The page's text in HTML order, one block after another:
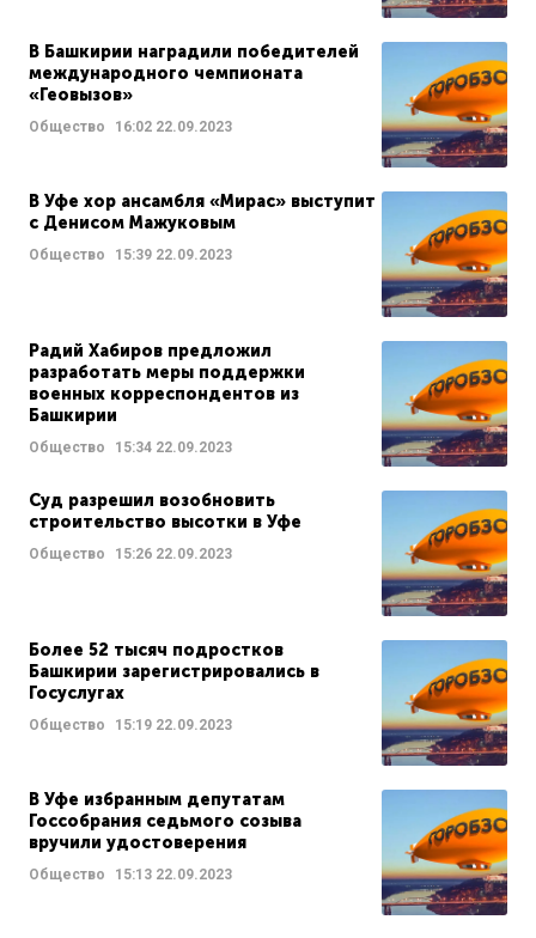
В Башкирии наградили победителей
международного чемпионата
«Геовызов»
Общество 16:02 22.09.2023
В Уфе хор ансамбля «Мирас» выступит
с Денисом Мажуковым
Общество 15:39 22.09.2023
Радий Хабиров предложил
разработать меры поддержки
военных корреспондентов из
Башкирии
Общество 15:34 22.09.2023
Суд разрешил возобновить
строительство высотки в Уфе
Общество 15:26 22.09.2023
Более 52 тысяч подростков
Башкирии зарегистрировались в
Госуслугах
Общество 15:19 22.09.2023
В Уфе избранным депутатам
Госсобрания седьмого созыва
вручили удостоверения
Общество 15:13 22.09.2023